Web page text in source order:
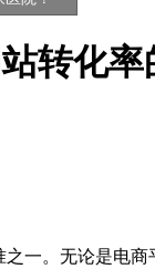
转化率
一。无论是电